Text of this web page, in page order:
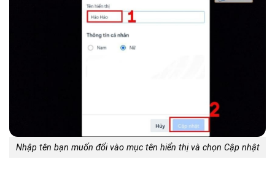
Nhập tên bạn muốn đổi vào mục tên hiển thị và chọn Cập nhật